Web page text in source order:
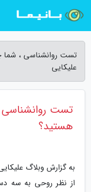
تست روانشناسی ،
علیکایی
تست
هستید؟
به گزارش وبلاگ
از نظر روحی به سه